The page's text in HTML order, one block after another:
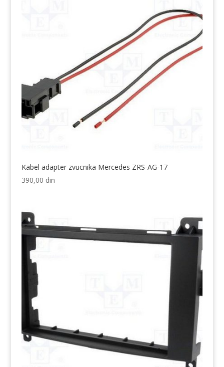
Kabel adapter zvucnika Mercedes ZRS-AG-17
390,00 din